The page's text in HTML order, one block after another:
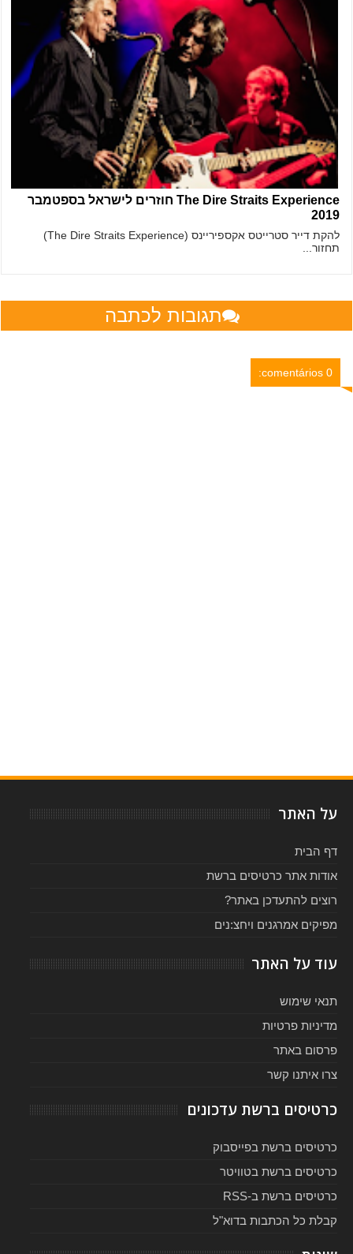
The Dire Straits Experience חוזרים לישראל בספטמבר
2019
להקת דייר סטרייטס אקספיריינס (The Dire Straits Experience)
תחזור...
תגובות לכתבה
0 comentários:
על האתר
דף הבית
אודות אתר כרטיסים ברשת
רוצים להתעדכן באתר?
מפיקים אמרגנים ויחצ:נים
עוד על האתר
תנאי שימוש
מדיניות פרטיות
פרסום באתר
צרו איתנו קשר
כרטיסים ברשת עדכונים
כרטיסים ברשת בפייסבוק
כרטיסים ברשת בטוויטר
כרטיסים ברשת ב-RSS
קבלת כל הכתבות בדוא"ל